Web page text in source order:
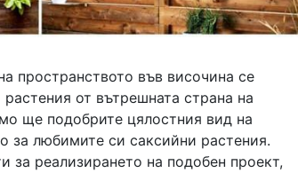
пространството във височина се
от вътрешната страна на
ще подобрите цялостния вид на
за любимите си саксийни растения.
за реализирането на подобен проект,